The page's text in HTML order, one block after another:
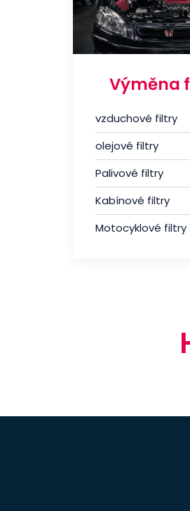
Výměna
vzduchové filtry
olejové filtry
Palivové filtry
Kabínové filtry
Motocyklové filtry